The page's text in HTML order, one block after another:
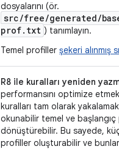
dosyalarını (ör.
src/free/generated/
prof.txt ) tanımlayın.
Temel profiller şekeri alınmış
R8 ile kuralları yeniden
performansını optimize
kuralları tam olarak
okunabilir temel ve başlangıç
dönüştürebilir. Bu sayede,
profiller oluşturabilir ve